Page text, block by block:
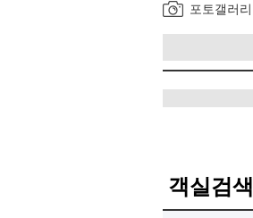
포토갤러리
객실검색